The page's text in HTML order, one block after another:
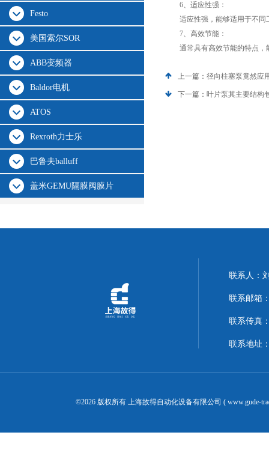
Festo
美国索尔SOR
ABB变频器
Baldor电机
ATOS
Rexroth力士乐
巴鲁夫balluff
盖米GEMU隔膜阀膜片
6、适应性强：
适应性强，能够适用于不同工
7、高效节能：
通常具有高效节能的特点，能
上一篇： 径向柱塞泵竟然应
下一篇： 叶片泵其主要结构
联系人：
联系邮箱
联系传真
联系地址
©2026 版权所有 上海故得自动化设备有限公司 ( www.gude-